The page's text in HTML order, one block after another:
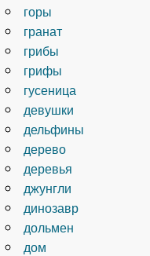
горы
гранат
грибы
грифы
гусеница
девушки
дельфины
дерево
деревья
джунгли
динозавр
дольмен
дом